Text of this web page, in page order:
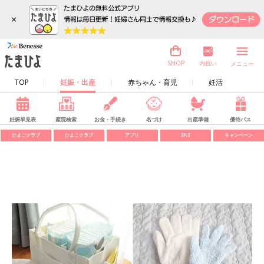
×
TOP 妊娠・出産 赤ちゃん・育児 妊活
SHOP 内祝い メニュー
妊娠早見表 産院検索 お金・手続き 名づけ 出産準備 優待パス
たまごクラブ ひよこクラブ アプリ SNS キャンペーン